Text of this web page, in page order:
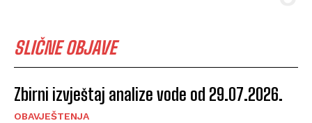
SLIČNE OBJAVE
Zbirni izvještaj analize vode od 29.07.2026.
OBAVJEŠTENJA